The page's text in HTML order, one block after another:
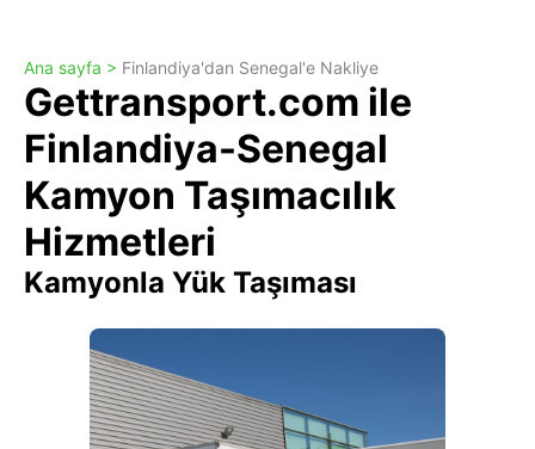
Ana sayfa > Finlandiya'dan Senegal'e Nakliye
Gettransport.com ile
Finlandiya-Senegal
Kamyon Taşımacılık
Hizmetleri
Kamyonla Yük Taşıması